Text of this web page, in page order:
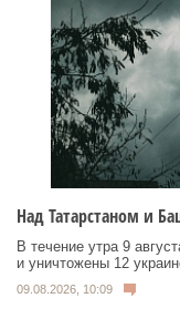
Над Татарстаном и
В течение утра 9
и уничтожены 12
09.08.2026, 10:09